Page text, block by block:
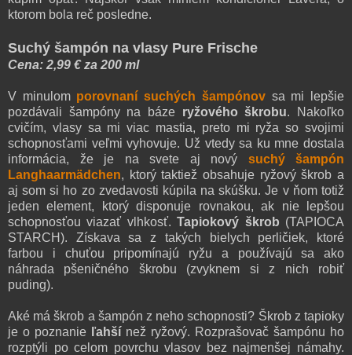
ktorom bola reč posledne.
Suchý šampón na vlasy Pure Frische
Cena: 2,99 € za 200 ml
V minulom porovnaní suchých šampónovsa mi lepšie
pozdávali šampóny na báze ryžového škrobu. Nakoľko
cvičím, vlasy sa mi viac mastia, preto mi ryža so svojimi
schopnosťami veľmi vyhovuje. Už vtedy sa ku mne dostala
informácia, že je na svete aj nový suchý šampón
Langhaarmädchen, ktorý taktiež obsahuje ryžový škrob a
aj som si ho zo zvedavosti kúpila na skúšku. Je v ňom totiž
jeden element, ktorý disponuje rovnakou, ak nie lepšou
schopnosťou viazať vlhkosť.Tapiokový škrob (TAPIOCA
STARCH). Získava sa z takých bielych perličiek, ktoré
farbou i chuťou pripomínajú ryžu a používajú sa ako
náhrada pšeničného škrobu (zvyknem si z nich robiť
puding).
Aké má škrob a šampón z neho schopnosti? Škrob z tapioky
je o poznanie ľahší než ryžový. Rozprašovač šampónu ho
rozptýli po celom povrchu vlasov bez najmenšej námahy.